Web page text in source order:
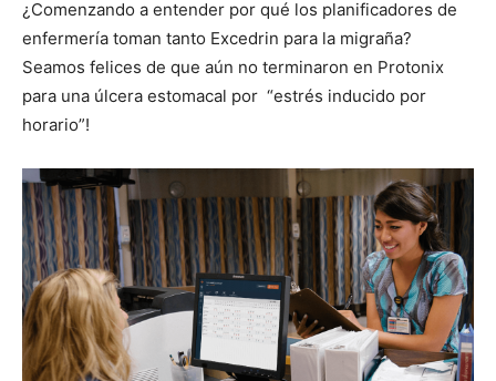
¿Comenzando a entender por qué los planificadores de
enfermería toman tanto Excedrin para la migraña?
Seamos felices de que aún no terminaron en Protonix
para una úlcera estomacal por “estrés inducido por
horario”!